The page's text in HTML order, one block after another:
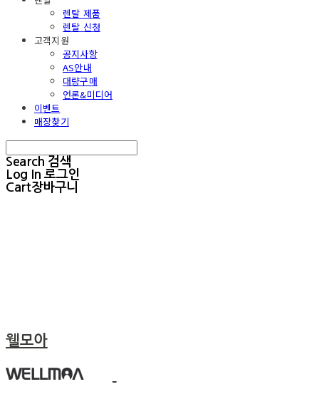
렌탈 제품
렌탈 신청
고객지원
공지사항
AS안내
대량구매
언론&미디어
이벤트
매장찾기
Search 검색
Log In 로그인
Cart장바구니
웰모아